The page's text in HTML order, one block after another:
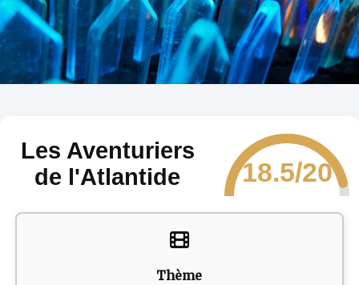
Les Aventuriers
de l'Atlantide
18.5/20
Thème